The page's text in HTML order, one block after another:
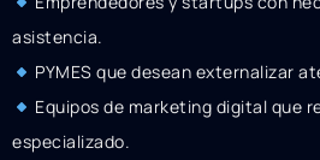
asistencia.
PYMES que desean externalizar
Equipos de marketing digital que
especializado.